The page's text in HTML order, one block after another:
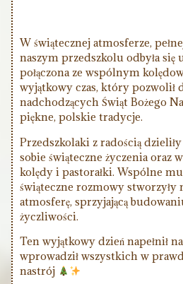
W świątecznej atmosferze,
naszym przedszkolu odbyła
połączona ze wspólnym
wyjątkowy czas, który pozwolił
nadchodzących Świąt Bożego
piękne, polskie tradycje.
Przedszkolaki z radością dzieliły
sobie świąteczne życzenia oraz
kolędy i pastorałki. Wspólne
świąteczne rozmowy stworzyły
atmosferę, sprzyjającą
życzliwości.
Ten wyjątkowy dzień napełnił
wprowadził wszystkich w
nastrój